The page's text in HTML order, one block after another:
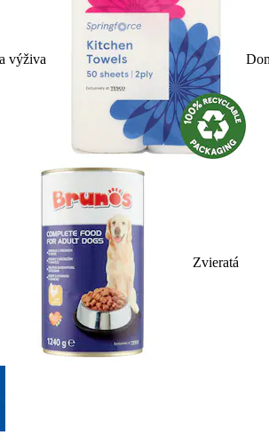
výživa
Zvieratá